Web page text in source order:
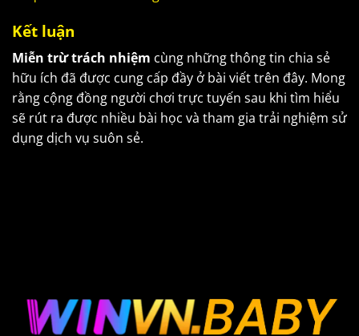
Kết luận
Miễn trừ trách nhiệm cùng những thông tin chia sẻ
hữu ích đã được cung cấp đầy ở bài viết trên đây. Mong
rằng cộng đồng người chơi trực tuyến sau khi tìm hiểu
sẽ rút ra được nhiều bài học và tham gia trải nghiệm sử
dụng dịch vụ suôn sẻ.